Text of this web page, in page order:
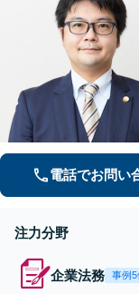
電話でお問い
注力分野
企業法務 事例5